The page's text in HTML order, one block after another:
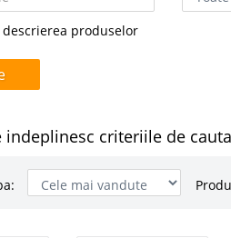
produselor
indeplinesc criteriile de